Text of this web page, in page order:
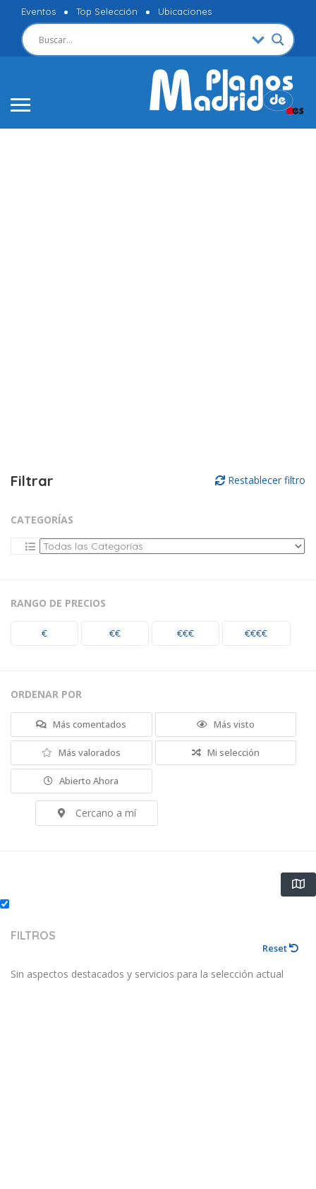
Eventos Top Selección Ubicaciones
Filtrar Restablecer filtro
CATEGORÍAS
RANGO DE PRECIOS
€ €€ €€€ €€€€
ORDENAR POR
Más comentados Más visto
Más valorados Mi selección
Abierto Ahora
Cercano a mí
FILTROS
Reset
Sin aspectos destacados y servicios para la selección actual